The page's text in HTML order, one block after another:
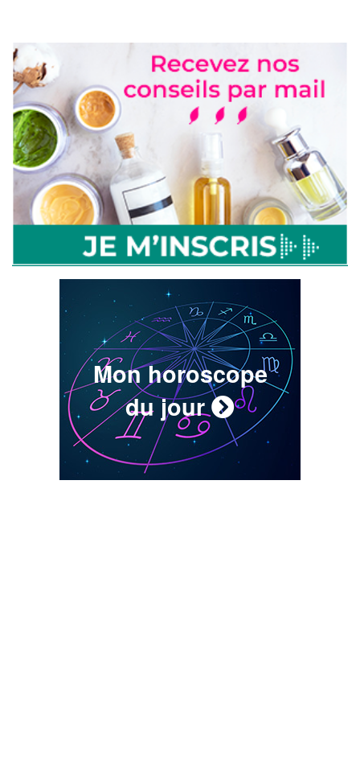
Mon horoscope
du jour